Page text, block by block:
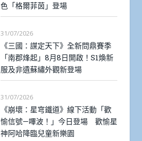
色「格爾菲茵」登場
31/07/2026
《三國：謀定天下》全新問鼎賽季
「南郡烽起」8月8日開啟！S1煥新
服及非遺蘇繡外觀新登場
31/07/2026
《崩壞：星穹鐵道》線下活動「歡
愉信號—嗶波！」今日登場 歡愉星
神阿哈降臨兒童新樂園